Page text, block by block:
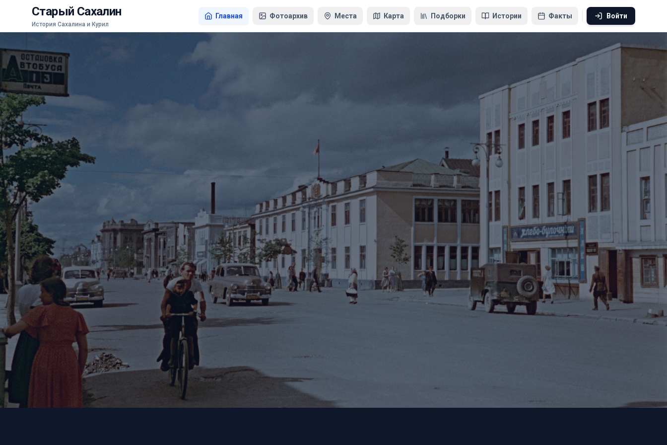
Старый Сахалин
История Сахалина и Курил
Главная Фотоархив Места Карта Подборки Истории Факты Войти